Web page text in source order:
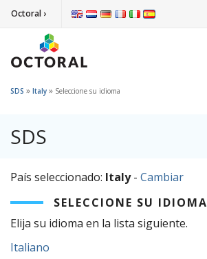
Octoral ›
SDS » Italy » Seleccione su idioma
SDS
País seleccionado: Italy- Cambiar
SELECCIONE SU IDIOMA
Elija su idioma en la lista siguiente.
Italiano